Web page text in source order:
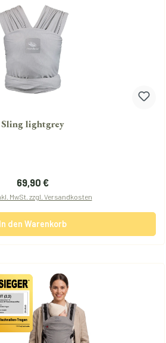
Sling lightgrey
Regulärer Preis:
69,90 €
MwSt. zzgl. Versandkosten
In den Warenkorb